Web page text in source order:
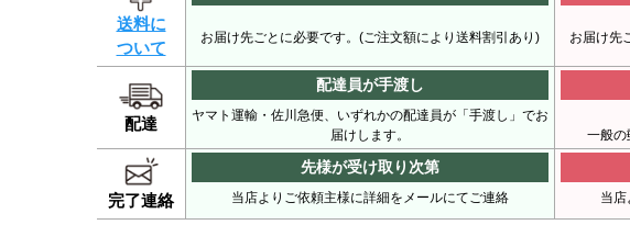
送料に
ついて
お届け先ごとに必要です。(ご注文額により送料割引あり) お届け先
配達
配達員が手渡し
ヤマト運輸・佐川急便、いずれかの配達員が「手渡し」でお
届けします。
一般の
完了連絡
先様が受け取り次第
当店よりご依頼主様に詳細をメールにてご連絡 当